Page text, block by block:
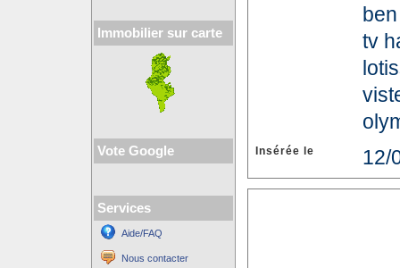
Immobilier sur carte
Vote Google
Services
Aide/FAQ
Nous contacter
tv
Insérée le 12/